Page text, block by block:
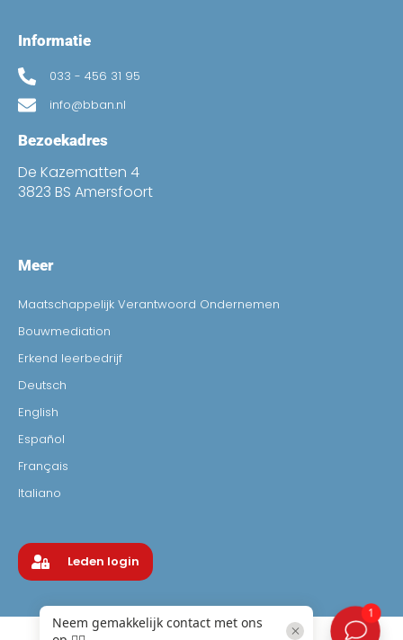
Informatie
033 - 456 31 95
info@bban.nl
Bezoekadres
De Kazematten 4
3823 BS Amersfoort
Meer
Maatschappelijk Verantwoord Ondernemen
Bouwmediation
Erkend leerbedrijf
Deutsch
English
Español
Français
Italiano
Leden login